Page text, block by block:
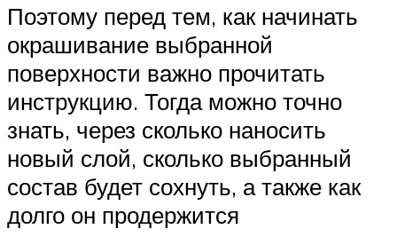
Поэтому перед тем, как начинать
окрашивание выбранной
поверхности важно прочитать
инструкцию. Тогда можно точно
знать, через сколько наносить
новый слой, сколько выбранный
состав будет сохнуть, а также как
долго он продержится